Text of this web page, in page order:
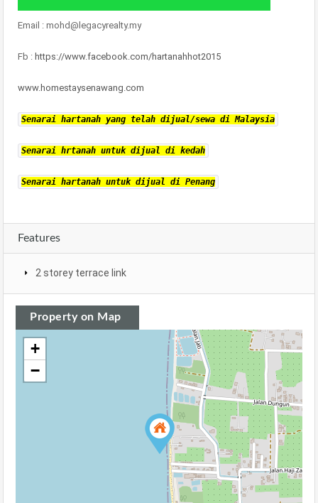
Email : mohd@legacyrealty.my
Fb : https://www.facebook.com/hartanahhot2015
www.homestaysenawang.com
Senarai hartanah yang telah dijual/sewa di Malaysia
Senarai hrtanah untuk dijual di kedah
Senarai hartanah untuk dijual di Penang
Features
2 storey terrace link
Property on Map
+
−